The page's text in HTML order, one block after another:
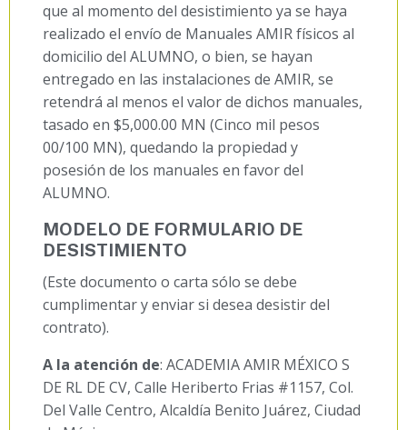
que al momento del desistimiento ya se haya
realizado el envío de Manuales AMIR físicos al
domicilio del ALUMNO, o bien, se hayan
entregado en las instalaciones de AMIR, se
retendrá al menos el valor de dichos manuales,
tasado en $5,000.00 MN (Cinco mil pesos
00/100 MN), quedando la propiedad y
posesión de los manuales en favor del
ALUMNO.
MODELO DE FORMULARIO DE
DESISTIMIENTO
(Este documento o carta sólo se debe
cumplimentar y enviar si desea desistir del
contrato).
A la atención de: ACADEMIA AMIR MÉXICO S
DE RL DE CV, Calle Heriberto Frias #1157, Col.
Del Valle Centro, Alcaldía Benito Juárez, Ciudad